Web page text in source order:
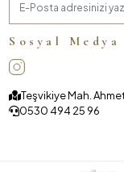
Sosyal Medya
Teşvikiye Mah.
0530 494 25 96